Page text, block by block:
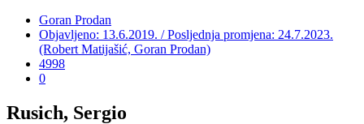
Goran Prodan
Objavljeno: 13.6.2019. / Posljednja promjena: 24.7.2023.
(Robert Matijašić, Goran Prodan)
4998
0
Rusich, Sergio